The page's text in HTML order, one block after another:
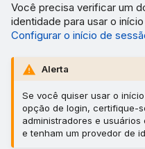
Você precisa verificar um
identidade para usar o
Configurar o início de
Alerta
Se você quiser usar o
opção de login, certifique-
administradores e usuários
e tenham um provedor de